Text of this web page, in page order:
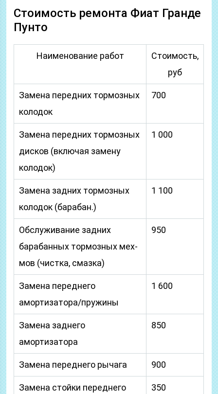
Стоимость ремонта Фиат Гранде
Пунто
Наименование работ
Стоимость,
руб
Замена передних тормозных
колодок
700
Замена передних тормозных
дисков (включая замену
колодок)
1 000
Замена задних тормозных
колодок (барабан.)
1 100
Обслуживание задних
барабанных тормозных мех-
мов (чистка, смазка)
950
Замена переднего
амортизатора/пружины
1 600
Замена заднего
амортизатора
850
Замена переднего рычага 900
Замена стойки переднего
350